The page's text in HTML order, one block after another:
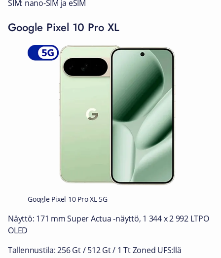
SIM: nano-SIM ja eSIM
Google Pixel 10 Pro XL
Google Pixel 10 Pro XL 5G
Näyttö: 171 mm Super Actua ‑näyttö, 1 344 x 2 992 LTPO
OLED
Tallennustila: 256 Gt / 512 Gt / 1 Tt Zoned UFS:llä